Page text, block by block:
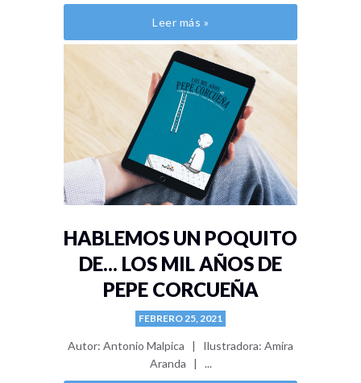
Leer más »
HABLEMOS UN POQUITO
DE... LOS MIL AÑOS DE
PEPE CORCUEÑA
FEBRERO 25, 2021
Autor: Antonio Malpica | Ilustradora: Amira
Aranda | ...